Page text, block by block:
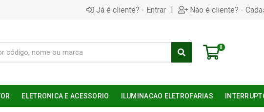
Já é cliente? - Entrar | Não é cliente? -
0
ELETRONICA E ACESSORIO ILUMINACAO ELETROFARIAS